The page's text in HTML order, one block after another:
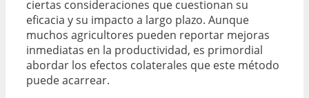
ciertas consideraciones que cuestionan su
eficacia y su impacto a largo plazo. Aunque
muchos agricultores pueden reportar mejoras
inmediatas en la productividad, es primordial
abordar los efectos colaterales que este método
puede acarrear.